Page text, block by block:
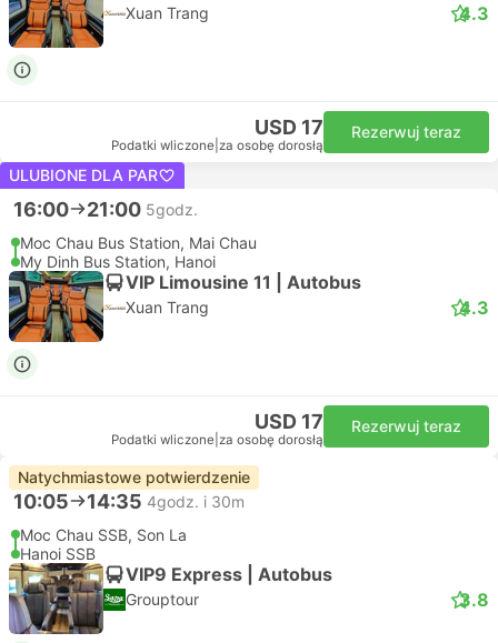
Xuan Trang 4.3
USD 17
Podatki wliczone za osobę dorosłą
Rezerwuj teraz
ULUBIONE DLA PAR
16:00 21:00 5godz.
Moc Chau Bus Station, Mai Chau
My Dinh Bus Station, Hanoi
VIP Limousine 11 | Autobus
Xuan Trang 4.3
USD 17
Podatki wliczone za osobę dorosłą
Rezerwuj teraz
Natychmiastowe potwierdzenie
10:05 14:35 4godz. i 30m
Moc Chau SSB, Son La
Hanoi SSB
VIP9 Express | Autobus
Grouptour 3.8